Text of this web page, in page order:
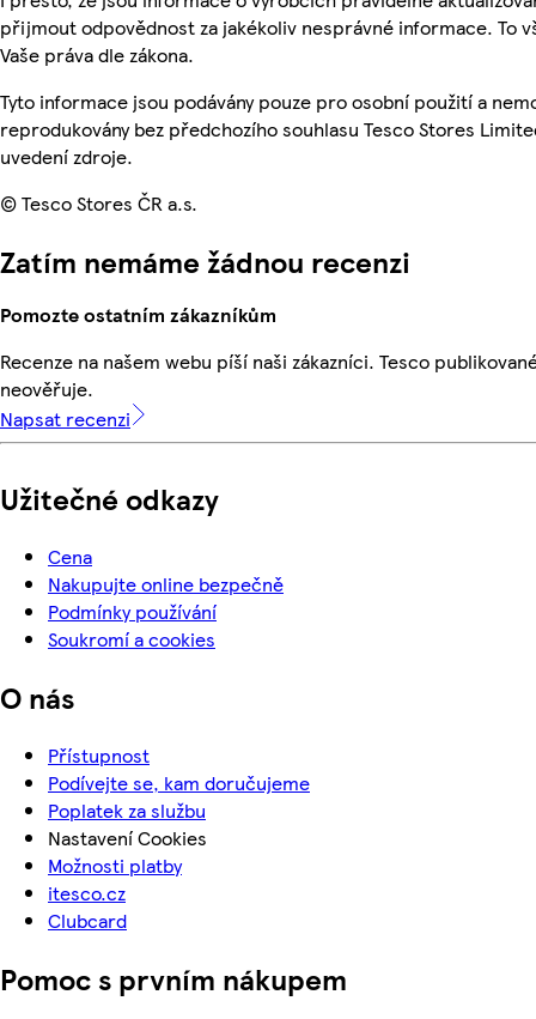
přijmout odpovědnost za jakékoliv nesprávné informace. To
Vaše práva dle zákona.
Tyto informace jsou podávány pouze pro osobní použití a
reprodukovány bez předchozího souhlasu Tesco Stores
uvedení zdroje.
© Tesco Stores ČR a.s.
Zatím nemáme žádnou recenzi
Pomozte ostatním zákazníkům
Recenze na našem webu píší naši zákazníci. Tesco
neověřuje.
Napsat recenzi
Užitečné odkazy
Cena
Nakupujte online bezpečně
Podmínky používání
Soukromí a cookies
O nás
Přístupnost
Podívejte se, kam doručujeme
Poplatek za službu
Nastavení Cookies
Možnosti platby
itesco.cz
Clubcard
Pomoc s prvním nákupem